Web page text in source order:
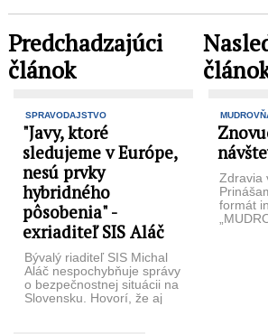
Predchadzajúci
článok
SPRAVODAJSTVO
"Javy, ktoré
sledujeme v Európe,
nesú prvky
hybridného
pôsobenia" -
exriaditeľ SIS Aláč
Bývalý riaditeľ SIS Michal
Aláč nespochybňuje správy
o bezpečnostnej situácii na
Slovensku. Hovorí, že aj
Zdravia
formát